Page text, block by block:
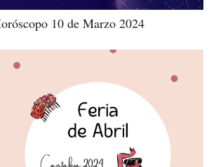
10 de Marzo 2024